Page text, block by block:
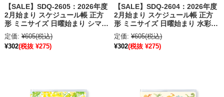
【SALE】SDQ-2605：2026年度
2月始まり スケジュール帳 正方
形 ミニサイズ 日曜始まり シマエ
ナガ〔OZ_S〕
定価: ¥605(税込)
¥302(税抜 ¥275)
【SALE】SDQ-2604：2026年度
2月始まり スケジュール帳 正方
形 ミニサイズ 日曜始まり 水彩キ
ルト〔OZ_S〕
定価: ¥605(税込)
¥302(税抜 ¥275)